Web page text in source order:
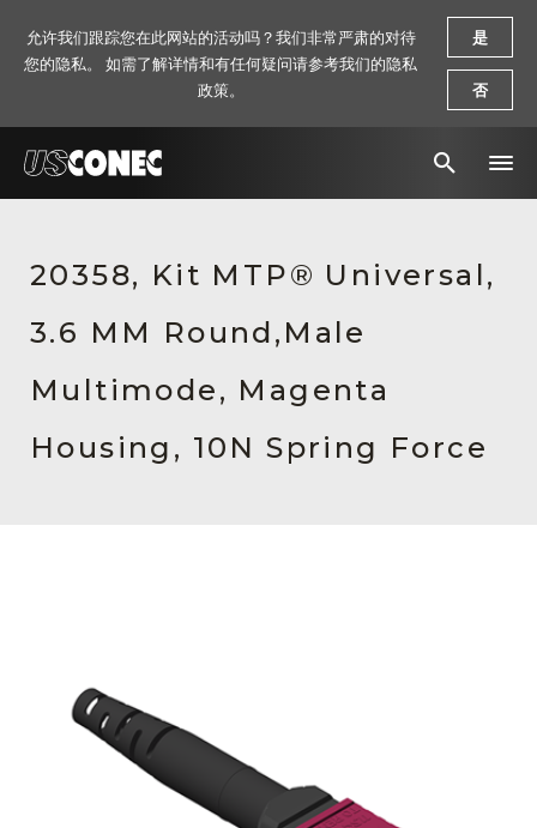
解决方案
产品
资源
关于我们
工作机会
20358, Kit MTP® Universal,
3.6 MM Round,Male
Multimode, Magenta
Housing, 10N Spring Force
允许我们跟踪您在此网站的活动吗？我们非常严肃的对待
您的隐私。 如需了解详情和有任何疑问请参考我们的隐私
政策。
是
否